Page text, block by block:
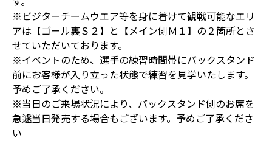
※ビジターチームウエア等を身に着けて観戦可能なエリ
アは【ゴール裏Ｓ２】と【メイン側Ｍ１】の２箇所とさ
せていただいております。
※イベントのため、選手の練習時間帯にバックスタンド
前にお客様が入り立った状態で練習を見学いたします。
予めご了承ください。
※当日のご来場状況により、バックスタンド側のお席を
急遽当日発売する場合もございます。予めご了承くださ
い